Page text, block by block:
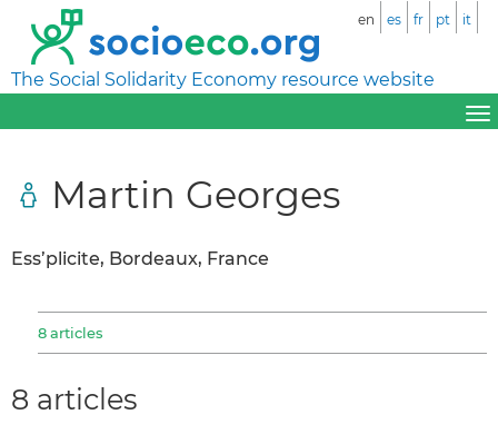
The Social Solidarity Economy resource website
en es fr pt it
Martin Georges
Ess’plicite, Bordeaux, France
8 articles
8 articles